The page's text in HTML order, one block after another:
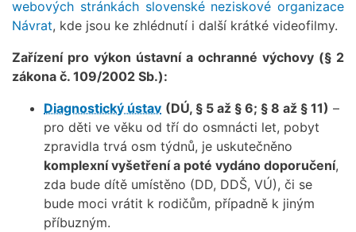
webových stránkách slovenské neziskové organizace
Návrat, kde jsou ke zhlédnutí i další krátké videofilmy.
Zařízení pro výkon ústavní a ochranné výchovy (§ 2
zákona č. 109/2002 Sb.):
Diagnostický ústav (DÚ, § 5 až § 6; § 8 až § 11) –
pro děti ve věku od tří do osmnácti let, pobyt
zpravidla trvá osm týdnů, je uskutečněno
komplexní vyšetření a poté vydáno doporučení,
zda bude dítě umístěno (DD, DDŠ, VÚ), či se
bude moci vrátit k rodičům, případně k jiným
příbuzným.